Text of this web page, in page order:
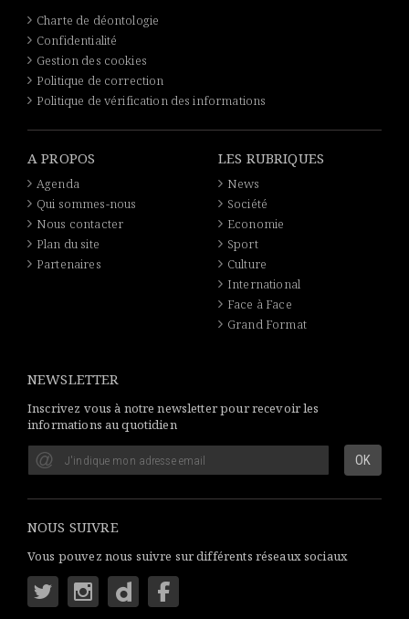
Charte de déontologie
Confidentialité
Gestion des cookies
Politique de correction
Politique de vérification des informations
A PROPOS
Agenda
Qui sommes-nous
Nous contacter
Plan du site
Partenaires
LES RUBRIQUES
News
Société
Economie
Sport
Culture
International
Face à Face
Grand Format
NEWSLETTER
Inscrivez vous à notre newsletter pour recevoir les
informations au quotidien
NOUS SUIVRE
Vous pouvez nous suivre sur différents réseaux sociaux